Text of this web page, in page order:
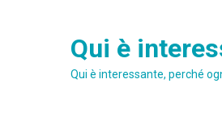
Qui è
Qui è interessante, perché